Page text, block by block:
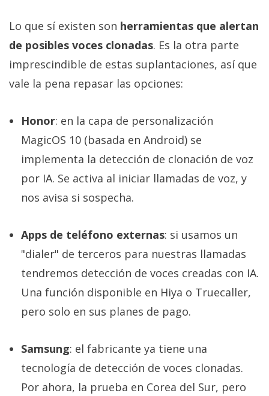
Lo que sí existen son herramientas que alertan
de posibles voces clonadas. Es la otra parte
imprescindible de estas suplantaciones, así que
vale la pena repasar las opciones:
Honor: en la capa de personalización
MagicOS 10 (basada en Android) se
implementa la detección de clonación de voz
por IA. Se activa al iniciar llamadas de voz, y
nos avisa si sospecha.
Apps de teléfono externas: si usamos un
"dialer" de terceros para nuestras llamadas
tendremos detección de voces creadas con IA.
Una función disponible en Hiya o Truecaller,
pero solo en sus planes de pago.
Samsung: el fabricante ya tiene una
tecnología de detección de voces clonadas.
Por ahora, la prueba en Corea del Sur, pero